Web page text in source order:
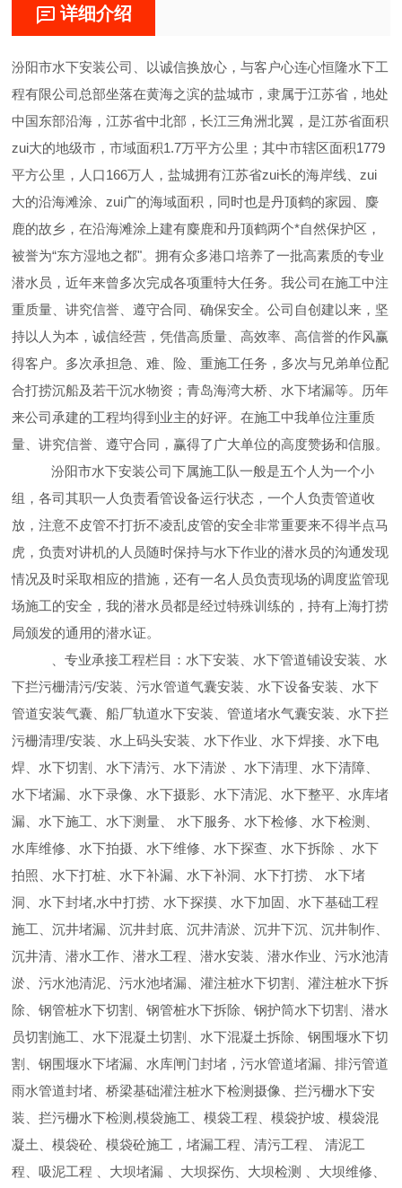
详细介绍
汾阳市水下安装公司、以诚信换放心，与客户心连心恒隆水下工
程有限公司总部坐落在黄海之滨的盐城市，隶属于江苏省，地处
中国东部沿海，江苏省中北部，长江三角洲北翼，是江苏省面积
zui大的地级市，市域面积1.7万平方公里；其中市辖区面积1779
平方公里，人口166万人，盐城拥有江苏省zui长的海岸线、zui
大的沿海滩涂、zui广的海域面积，同时也是丹顶鹤的家园、麋
鹿的故乡，在沿海滩涂上建有麋鹿和丹顶鹤两个*自然保护区，
被誉为“东方湿地之都"。拥有众多港口培养了一批高素质的专业
潜水员，近年来曾多次完成各项重特大任务。我公司在施工中注
重质量、讲究信誉、遵守合同、确保安全。公司自创建以来，坚
持以人为本，诚信经营，凭借高质量、高效率、高信誉的作风赢
得客户。多次承担急、难、险、重施工任务，多次与兄弟单位配
合打捞沉船及若干沉水物资；青岛海湾大桥、水下堵漏等。历年
来公司承建的工程均得到业主的好评。在施工中我单位注重质
量、讲究信誉、遵守合同，赢得了广大单位的高度赞扬和信服。
汾阳市水下安装公司下属施工队一般是五个人为一个小
组，各司其职一人负责看管设备运行状态，一个人负责管道收
放，注意不皮管不打折不凌乱皮管的安全非常重要来不得半点马
虎，负责对讲机的人员随时保持与水下作业的潜水员的沟通发现
情况及时采取相应的措施，还有一名人员负责现场的调度监管现
场施工的安全，我的潜水员都是经过特殊训练的，持有上海打捞
局颁发的通用的潜水证。
、专业承接工程栏目：水下安装、水下管道铺设安装、水
下拦污栅清污/安装、污水管道气囊安装、水下设备安装、水下
管道安装气囊、船厂轨道水下安装、管道堵水气囊安装、水下拦
污栅清理/安装、水上码头安装、水下作业、水下焊接、水下电
焊、水下切割、水下清污、水下清淤 、水下清理、水下清障、
水下堵漏、水下录像、水下摄影、水下清泥、水下整平、水库堵
漏、水下施工、水下测量、 水下服务、水下检修、水下检测、
水库维修、水下拍摄、水下维修、水下探查、水下拆除 、水下
拍照、水下打桩、水下补漏、水下补洞、水下打捞、 水下堵
洞、水下封堵,水中打捞、水下探摸、水下加固、水下基础工程
施工、沉井堵漏、沉井封底、沉井清淤、沉井下沉、沉井制作、
沉井清、潜水工作、潜水工程、潜水安装、潜水作业、污水池清
淤、污水池清泥、污水池堵漏、灌注桩水下切割、灌注桩水下拆
除、钢管桩水下切割、钢管桩水下拆除、钢护筒水下切割、潜水
员切割施工、水下混凝土切割、水下混凝土拆除、钢围堰水下切
割、钢围堰水下堵漏、水库闸门封堵，污水管道堵漏、排污管道
雨水管道封堵、桥梁基础灌注桩水下检测摄像、拦污栅水下安
装、拦污栅水下检测,模袋施工、模袋工程、模袋护坡、模袋混
凝土、模袋砼、模袋砼施工，堵漏工程、清污工程、 清泥工
程、吸泥工程 、大坝堵漏 、大坝探伤、大坝检测 、大坝维修、